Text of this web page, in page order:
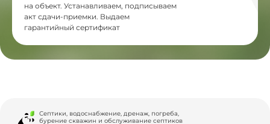
на объект. Устанавливаем, подписываем
акт сдачи-приемки. Выдаем
гарантийный сертификат
Септики, водоснабжение, дренаж, погреба,
бурение скважин и обслуживание септиков